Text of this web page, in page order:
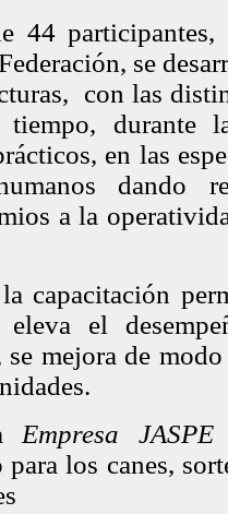
44 participantes,
se
con las
durante
en las
dando
a la
capacitación
eleva el
se mejora de
Empresa
para los canes,